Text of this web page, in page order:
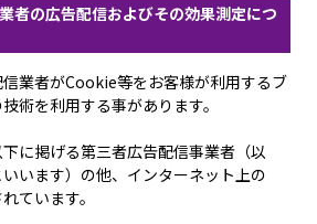
者の広告配信およびその効果測定につ
信業者がCookie等をお客様が利用するブ
術を利用する事があります。
下に掲げる第三者広告配信事業者（以
います）の他、インターネット上の
ています。